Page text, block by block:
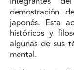
demostración
japonés. Esta
históricos y
algunas de sus
mental.